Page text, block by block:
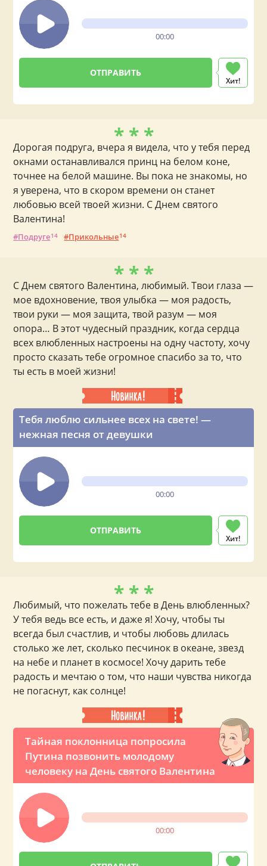
00:00
Хит!
* * *
Дорогая подруга, вчера я видела, что у тебя перед
окнами останавливался принц на белом коне,
точнее на белой машине. Вы пока не знакомы, но
я уверена, что в скором времени он станет
любовью всей твоей жизни. С Днем святого
Валентина!
Подруге14 Прикольные14
Тебя люблю сильнее всех на свете! —
нежная песня от девушки
00:00
Хит!
* * *
С Днем святого Валентина, любимый. Твои глаза —
мое вдохновение, твоя улыбка — моя радость,
твои руки — моя защита, твой разум — моя
опора… В этот чудесный праздник, когда сердца
всех влюбленных настроены на одну частоту, хочу
просто сказать тебе огромное спасибо за то, что
ты есть в моей жизни!
Тайная поклонница попросила
Путина позвонить молодому
человеку на День святого Валентина
00:00
* * *
Любимый, что пожелать тебе в День влюбленных?
У тебя ведь все есть, и даже я! Хочу, чтобы ты
всегда был счастлив, и чтобы любовь длилась
столько же лет, сколько песчинок в океане, звезд
на небе и планет в космосе! Хочу дарить тебе
радость и мечтаю о том, что наши чувства никогда
не погаснут, как солнце!